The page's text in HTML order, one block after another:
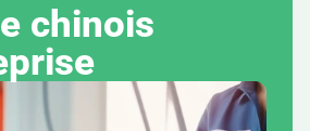
chinois